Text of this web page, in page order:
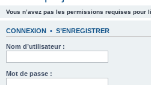
Vous n’avez pas les permissions requises pour
CONNEXION • S’ENREGISTRER
Nom d’utilisateur :
Mot de passe :